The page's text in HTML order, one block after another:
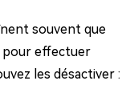
souvent que
pour effectuer
les désactiver :